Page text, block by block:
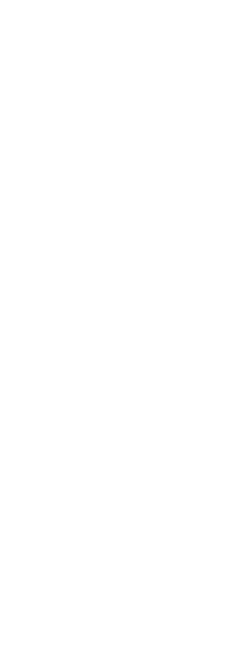
8” per kit freno Dexter Racing